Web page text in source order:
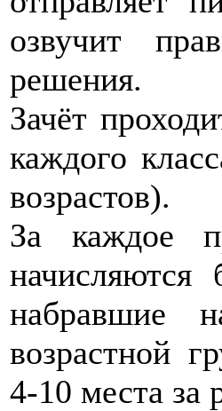
озвучит
решения.
Зачёт
каждого
возрастов).
За каждое
начисляются
набравшие
возрастной
4-10 места за